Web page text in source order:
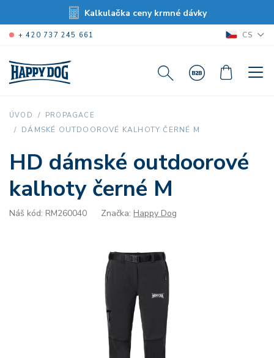
Kalkulačka ceny krmné dávky
+ 420 737 245 661 CS
ÚVOD PROPAGACE
DÁMSKÉ OUTDOOROVÉ KALHOTY ČERNÉ M
HD dámské outdoorové
kalhoty černé M
Náš kód: RM260040 Značka: Happy Dog